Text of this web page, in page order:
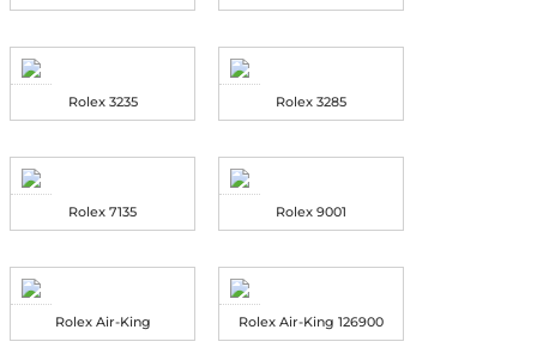
Rolex 3235 Rolex 3285
Rolex 7135 Rolex 9001
Rolex Air-King Rolex Air-King 126900